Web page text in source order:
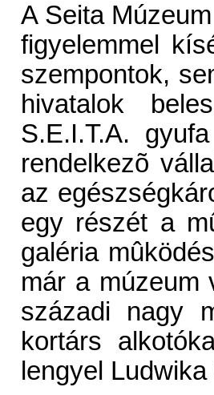
A Seita
figyelemmel
szempontok,
hivatalok
S.E.I.T.A.
rendelkezõ
az
egy részét a
galéria
már a múzeum
századi nagy
kortárs
lengyel